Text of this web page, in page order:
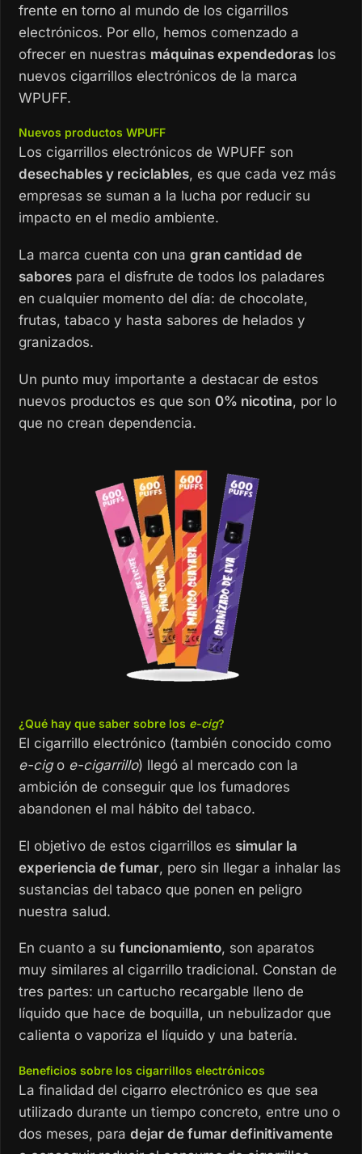
frente en torno al mundo de los cigarrillos
electrónicos. Por ello, hemos comenzado a
ofrecer en nuestras máquinas expendedoras los
nuevos cigarrillos electrónicos de la marca
WPUFF.
Nuevos productos WPUFF
Los cigarrillos electrónicos de WPUFF son
desechables y reciclables, es que cada vez más
empresas se suman a la lucha por reducir su
impacto en el medio ambiente.
La marca cuenta con unagran cantidad de
sabores para el disfrute de todos los paladares
en cualquier momento del día: de chocolate,
frutas, tabaco y hasta sabores de helados y
granizados.
Un punto muy importante a destacar de estos
nuevos productos es que son 0% nicotina, por lo
que no crean dependencia.
¿Qué hay que saber sobre los e-cig?
El cigarrillo electrónico (también conocido como
e-cigo e-cigarrillo) llegó al mercado con la
ambición de conseguir que los fumadores
abandonen el mal hábito del tabaco.
El objetivo de estos cigarrillos es simular la
experiencia de fumar, pero sin llegar a inhalar las
sustancias del tabaco que ponen en peligro
nuestra salud.
En cuanto a sufuncionamiento, son aparatos
muy similares al cigarrillo tradicional. Constan de
tres partes: un cartucho recargable lleno de
líquido que hace de boquilla, un nebulizador que
calienta o vaporiza el líquido y una batería.
Beneficios sobre los cigarrillos electrónicos
La finalidad del cigarro electrónico es que sea
utilizado durante un tiempo concreto, entre uno o
dos meses, paradejar de fumar definitivamente